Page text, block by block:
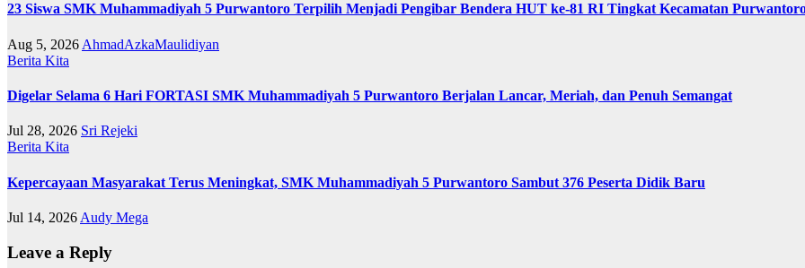
23 Siswa SMK Muhammadiyah 5 Purwantoro Terpilih Menjadi Pengibar Bendera HUT ke-81 RI Tingkat Kecamatan
Aug 5, 2026 AhmadAzkaMaulidiyan
Berita Kita
Digelar Selama 6 Hari FORTASI SMK Muhammadiyah 5 Purwantoro Berjalan Lancar, Meriah, dan Penuh Semangat
Jul 28, 2026 Sri Rejeki
Berita Kita
Kepercayaan Masyarakat Terus Meningkat, SMK Muhammadiyah 5 Purwantoro Sambut 376 Peserta Didik Baru
Jul 14, 2026 Audy Mega
Leave a Reply